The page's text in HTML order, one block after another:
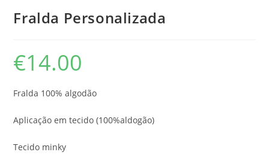
Fralda Personalizada
€14.00
Fralda 100% algodão
Aplicação em tecido (100%aldogão)
Tecido minky